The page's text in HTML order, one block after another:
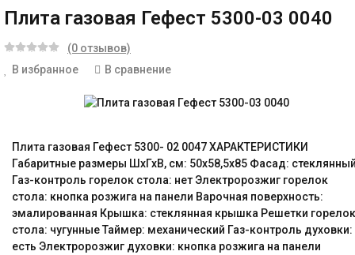
Плита газовая Гефест 5300-03 0040
(0 отзывов)
В избранное
В сравнение
Плита газовая Гефест 5300- 02 0047 ХАРАКТЕРИСТИКИ
Габаритные размеры ШхГхВ, см: 50x58,5x85 Фасад:
Газ-контроль горелок стола: нет Электророзжиг горелок
стола: кнопка розжига на панели Варочная поверхность:
эмалированная Крышка: стеклянная крышка Решетки горелок
стола: чугунные Таймер: механический Газ-контроль духовки:
есть Электророзжиг духовки: кнопка розжига на панели